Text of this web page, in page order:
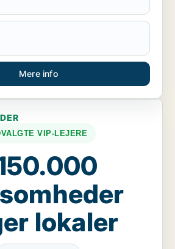
Mere info
VIP-LEJERE
lokaler